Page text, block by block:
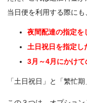
当日便を利用する際にも
夜間配達の指定を
土日祝日を指定し
3月～4月にかけて
「土日祝日」と「繁忙